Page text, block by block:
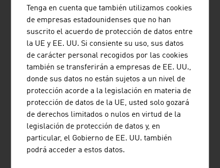
Fuente: WKÖ, Asociación austriaca de Transportes por
Cable
Remontes
Superficie esquiable 23 700 hectárea
Inversiones (seguridad/calidad
de las instalaciones,
innivación artificial, etc.)
500 millones de
euros aprox.
Tenga en cuenta que también utilizamos cookies
de empresas estadounidenses que no han
suscrito el acuerdo de protección de datos entre
la UE y EE. UU. Si consiente su uso, sus datos
de carácter personal recogidos por las cookies
también se transferirán a empresas de EE. UU.,
donde sus datos no están sujetos a un nivel de
protección acorde a la legislación en materia de
protección de datos de la UE, usted solo gozará
de derechos limitados o nulos en virtud de la
legislación de protección de datos y, en
particular, el Gobierno de EE. UU. también
podrá acceder a estos datos.